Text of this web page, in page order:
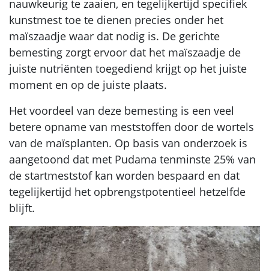
nauwkeurig te zaaien, en tegelijkertijd specifiek
kunstmest toe te dienen precies onder het
maïszaadje waar dat nodig is. De gerichte
bemesting zorgt ervoor dat het maïszaadje de
juiste nutriënten toegediend krijgt op het juiste
moment en op de juiste plaats.
Het voordeel van deze bemesting is een veel
betere opname van meststoffen door de wortels
van de maïsplanten. Op basis van onderzoek is
aangetoond dat met Pudama tenminste 25% van
de startmeststof kan worden bespaard en dat
tegelijkertijd het opbrengstpotentieel hetzelfde
blijft.